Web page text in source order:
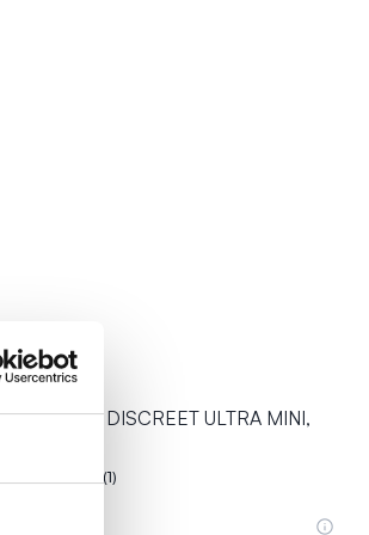
TENA įklotai DISCREET ULTRA MINI,
Įvertinimas 5.0 iš 5
(1)